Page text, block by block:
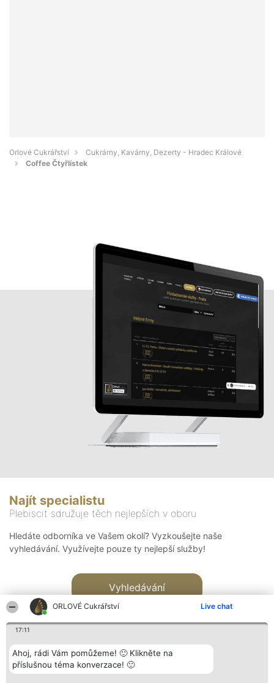
ORLOVÉ Cukrářství Live chat
17:11
Ahoj, rádi Vám pomůžeme! 🙂 Klikněte na
příslušnou téma konverzace! 🙂
Orlové Cukrářství
Cukrárny, Kavárny, Dezerty - Hradec Králové
Coffee Čtyřlístek
Najít specialistu
Plebiscit sdružuje těch nejlepších v oboru
Hledáte odborníka ve Vašem okolí? Vyzkoušejte naše
vyhledávání. Využívejte pouze ty nejlepší služby!
Vyhledávání